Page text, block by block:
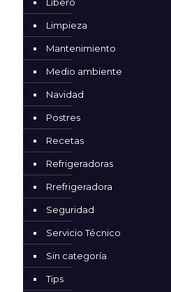
Limpieza
Mantenimiento
Medio ambiente
Navidad
Postres
Recetas
Refrigeradoras
Rrefrigeradora
Seguridad
Servicio Técnico
Sin categoría
Tips